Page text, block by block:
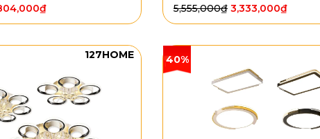
₫ 5,555,000₫ 3,333,000₫
127HOME 40%